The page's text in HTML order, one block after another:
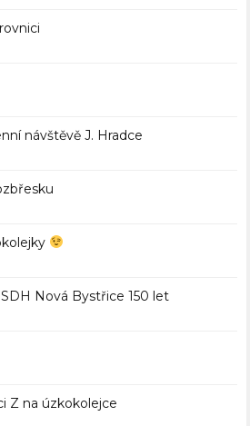
návštěvě J. Hradce
Nová Bystřice 150 let
Z na úzkokolejce